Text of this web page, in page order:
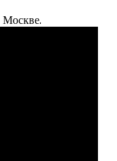
Москве.